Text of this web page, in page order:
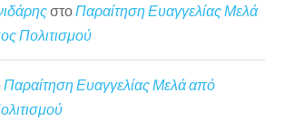
στοΠαραίτηση Ευαγγελίας Μελά
Πολιτισμού
Παραίτηση Ευαγγελίας Μελά από